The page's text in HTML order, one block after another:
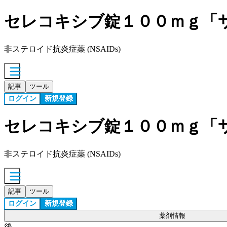
セレコキシブ錠１００ｍｇ「
非ステロイド抗炎症薬 (NSAIDs)
記事 ツール
ログイン 新規登録
セレコキシブ錠１００ｍｇ「
非ステロイド抗炎症薬 (NSAIDs)
記事 ツール
ログイン 新規登録
薬剤情報